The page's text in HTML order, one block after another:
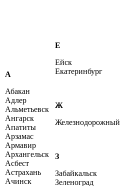
А
Абакан
Адлер
Альметьевск
Ангарск
Апатиты
Арзамас
Армавир
Архангельск
Асбест
Астрахань
Ачинск
Е
Ейск
Екатеринбург
Ж
Железнодорожный
З
Забайкальск
Зеленоград